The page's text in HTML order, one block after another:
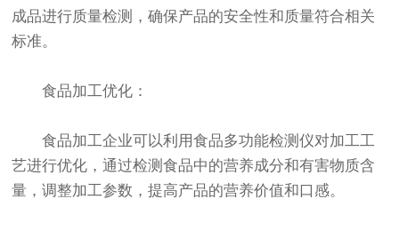
成品进行质量检测，确保产品的安全性和质量符合相关
标准。
食品加工优化：
食品加工企业可以利用食品多功能检测仪对加工工
艺进行优化，通过检测食品中的营养成分和有害物质含
量，调整加工参数，提高产品的营养价值和口感。